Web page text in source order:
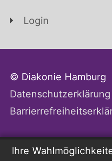
Ihre
Login
© Diakonie Hamburg
Datenschutzerklärung